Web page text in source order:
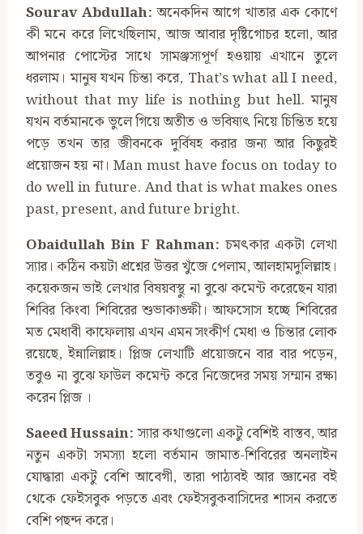
Sourav Abdullah: অনেকদিন আগে খাতার এক কোণে
কী মনে করে লিখেছিলাম, আজ আবার দৃষ্টিগোচর হলো, আর
আপনার পোস্টের সাথে সামঞ্জস্যপূর্ণ হওয়ায় এখানে তুলে
ধরলাম। মানুষ যখন চিন্তা করে, That’s what all I need,
without that my life is nothing but hell. মানুষ
যখন বর্তমানকে ভুলে গিয়ে অতীত ও ভবিষ্যৎ নিয়ে চিন্তিত হয়ে
পড়ে তখন তার জীবনকে দুর্বিষহ করার জন্য আর কিছুরই
প্রয়োজন হয় না। Man must have focus on today to
do well in future. And that is what makes ones
past, present, and future bright.
Obaidullah Bin F Rahman: চমৎকার একটা লেখা
স্যার। কঠিন কয়টা প্রশ্নের উত্তর খুঁজে পেলাম, আলহামদুলিল্লাহ।
কয়েকজন ভাই লেখার বিষয়বস্থু না বুঝে কমেন্ট করেছেন যারা
শিবির কিংবা শিবিরের শুভাকাঙ্ক্ষী। আফসোস হচ্ছে শিবিরের
মত মেধাবী কাফেলায় এখন এমন সংকীর্ণ মেধা ও চিন্তার লোক
রয়েছে, ইন্নালিল্লাহ। প্লিজ লেখাটি প্রয়োজনে বার বার পড়েন,
তবুও না বুঝে ফাউল কমেন্ট করে নিজেদের সময় সম্মান রক্ষা
করেন প্লিজ ।
Saeed Hussain:স্যার কথাগুলো একটু বেশিই বাস্তব, আর
নতুন একটা সমস্যা হলো বর্তমান জামাত-শিবিরের অনলাইন
যোদ্ধারা একটু বেশি আবেগী, তারা পাঠ্যবই আর জ্ঞানের বই
থেকে ফেইসবুক পড়তে এবং ফেইসবুকবাসিদের শাসন করতে
বেশি পছন্দ করে।